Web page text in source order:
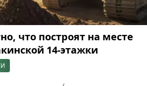
что построят на месте
14-этажки